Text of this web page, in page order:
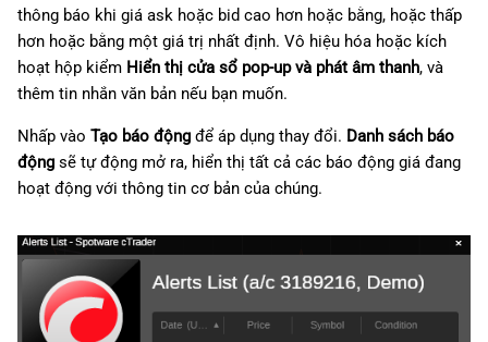
thông báo khi giá ask hoặc bid cao hơn hoặc bằng, hoặc thấp
hơn hoặc bằng một giá trị nhất định. Vô hiệu hóa hoặc kích
hoạt hộp kiểm Hiển thị cửa sổ pop-up và phát âm thanh, và
thêm tin nhắn văn bản nếu bạn muốn.
Nhấp vào Tạo báo động để áp dụng thay đổi. Danh sách báo
động sẽ tự động mở ra, hiển thị tất cả các báo động giá đang
hoạt động với thông tin cơ bản của chúng.